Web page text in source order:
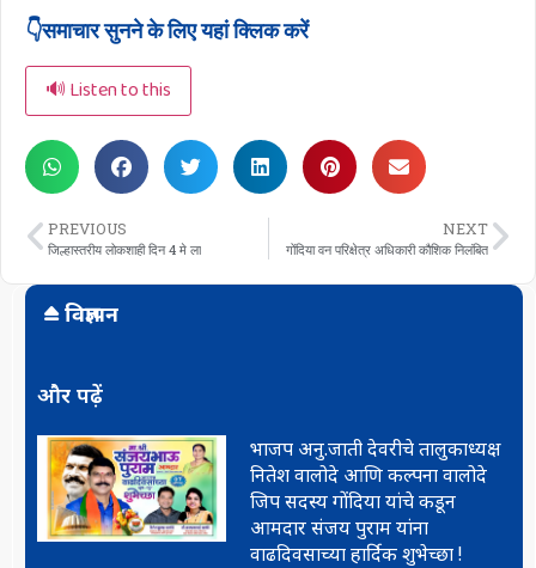
👇समाचार सुनने के लिए यहां क्लिक करें
🔊 Listen to this
PREVIOUS
जिल्हास्तरीय लोकशाही दिन 4 मे ला
NEXT
गोंदिया वन परिक्षेत्र अधिकारी कौशिक निलंबित
विज्ञापन
और पढ़ें
भाजप अनु.जाती देवरीचे तालुकाध्यक्ष
नितेश वालोदे आणि कल्पना वालोदे
जिप सदस्य गोंदिया यांचे कडून
आमदार संजय पुराम यांना
वाढदिवसाच्या हार्दिक शुभेच्छा !